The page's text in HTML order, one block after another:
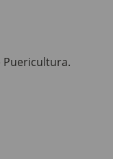
Puericultura.